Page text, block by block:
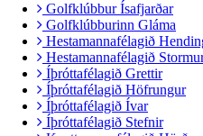
Golfklúbbur Ísafjarðar
Golfklúbburinn Gláma
Hestamannafélagið
Hestamannafélagið
Íþróttafélagið Grettir
Íþróttafélagið Höfrungur
Íþróttafélagið Ívar
Íþróttafélagið Stefnir